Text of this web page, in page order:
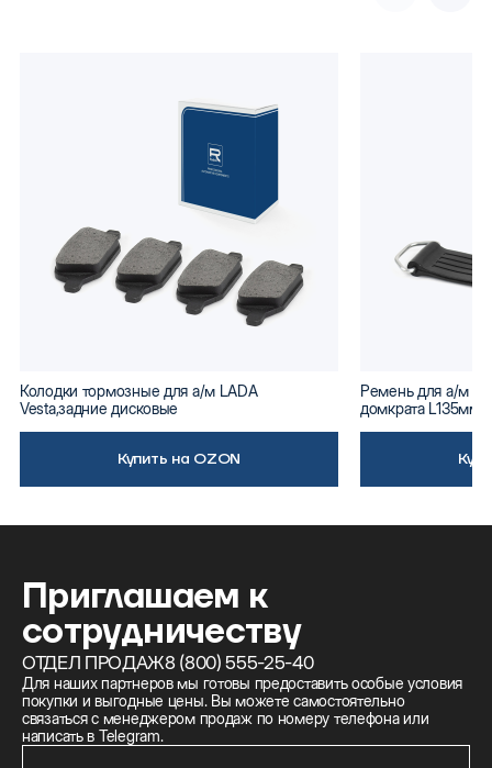
Колодки тормозные для а/м LADA
Vesta,задние дисковые
Купить на OZON
Ремень для а/м
домкрата L135мм
Приглашаем к
сотрудничеству
ОТДЕЛ ПРОДАЖ8 (800) 555-25-40
Для наших партнеров мы готовы предоставить особые условия
покупки и выгодные цены. Вы можете самостоятельно
связаться с менеджером продаж по номеру телефона или
написать в Telegram.